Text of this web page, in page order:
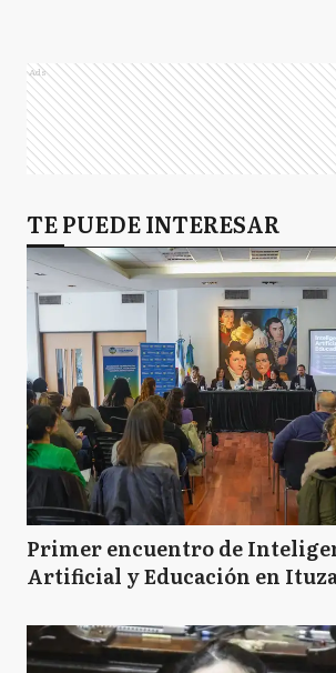
Ads
TE PUEDE INTERESAR
Primer encuentro de
Artificial y Educación en